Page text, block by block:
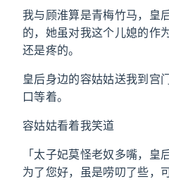
我与顾淮算是青梅竹马，皇
的，她虽对我这个儿媳的作
还是疼的。
皇后身边的容姑姑送我到宫
口等着。
容姑姑看着我笑道
「太子妃莫怪老奴多嘴，皇
为了您好，虽是唠叨了些，